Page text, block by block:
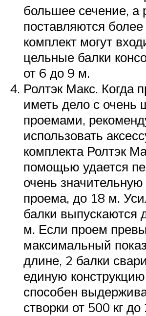
большее сечение, а
поставляются
комплект могут
цельные балки
от 6 до 9 м.
Ролтэк Макс. Когда
иметь дело с очень
проемами,
использовать
комплекта Ролтэк
помощью удается
очень
проема, до 18 м.
балки выпускаются
м. Если проем
максимальный
длине, 2 балки
единую
способен
створки от 500 кг до